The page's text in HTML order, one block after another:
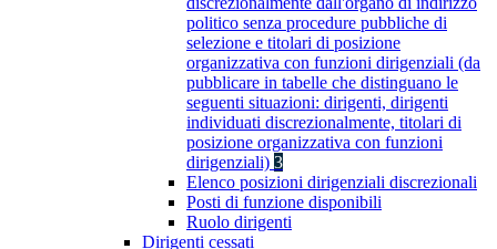
politico senza procedure pubbliche di
selezione e titolari di posizione
organizzativa con funzioni dirigenziali (da
pubblicare in tabelle che distinguano le
seguenti situazioni: dirigenti, dirigenti
individuati discrezionalmente, titolari di
posizione organizzativa con funzioni
dirigenziali) 3
Elenco posizioni dirigenziali discrezionali
Posti di funzione disponibili
Ruolo dirigenti
Dirigenti cessati